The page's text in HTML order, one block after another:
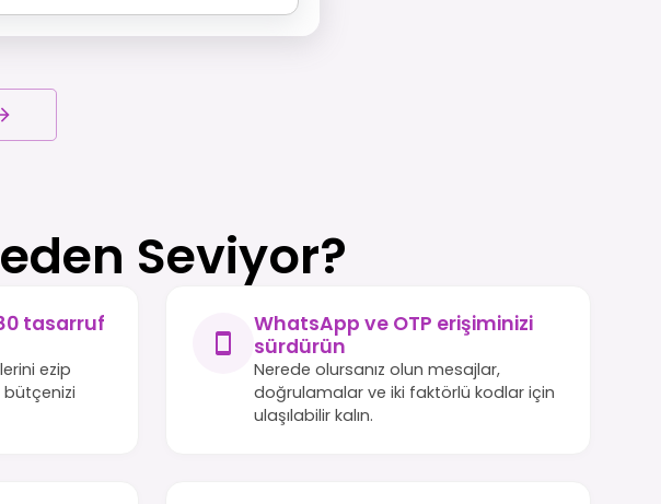
Seviyor?
tasarruf
ezip
WhatsApp ve OTP erişiminizi
sürdürün
Nerede olursanız olun mesajlar,
doğrulamalar ve iki faktörlü kodlar için
ulaşılabilir kalın.